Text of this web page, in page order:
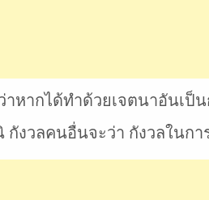
าหากได้ทำด้วยเจตนาอันเ
กังวลคนอื่นจะว่า กังวลใน